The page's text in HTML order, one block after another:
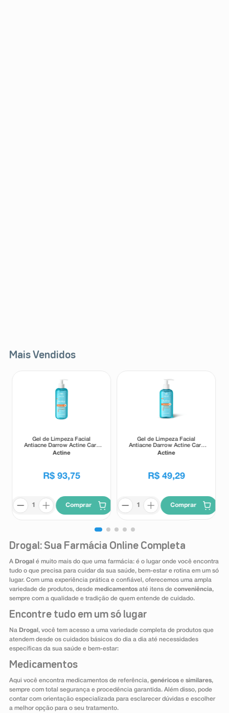
Mais Vendidos
Gel de Limpeza Facial
Antiacne Darrow Actine Care
Alta Tolerância 400g
Actine
R$ 93,75
Comprar
Gel de Limpeza Facial
Antiacne Darrow Actine Care
Alta Tolerância 140g
Actine
R$ 49,29
Comprar
Drogal: Sua Farmácia Online Completa
A Drogal é muito mais do que uma farmácia: é o lugar onde você encontra
tudo o que precisa para cuidar da sua saúde, bem-estar e rotina em um só
lugar. Com uma experiência prática e confiável, oferecemos uma ampla
variedade de produtos, desde medicamentosaté itens de conveniência,
sempre com a qualidade e tradição de quem entende de cuidado.
Encontre tudo em um só lugar
Na Drogal , você tem acesso a uma variedade completa de produtos que
atendem desde os cuidados básicos do dia a dia até necessidades
específicas da sua saúde e bem-estar:
Medicamentos
Aqui você encontra medicamentos de referência, genéricose similares,
sempre com total segurança e procedência garantida. Além disso, pode
contar com orientação especializada para esclarecer dúvidas e escolher
a melhor opção para o seu tratamento.